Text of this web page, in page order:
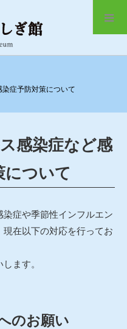
症予防対策について
感染症など感
について
症や季節性インフルエン
在以下の対応を行ってお
ます。
のお願い